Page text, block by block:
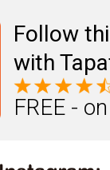
Follow
with
FREE -